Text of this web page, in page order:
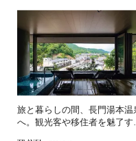
旅と暮らしの間、長門湯本温
へ。観光客や移住者を魅了す